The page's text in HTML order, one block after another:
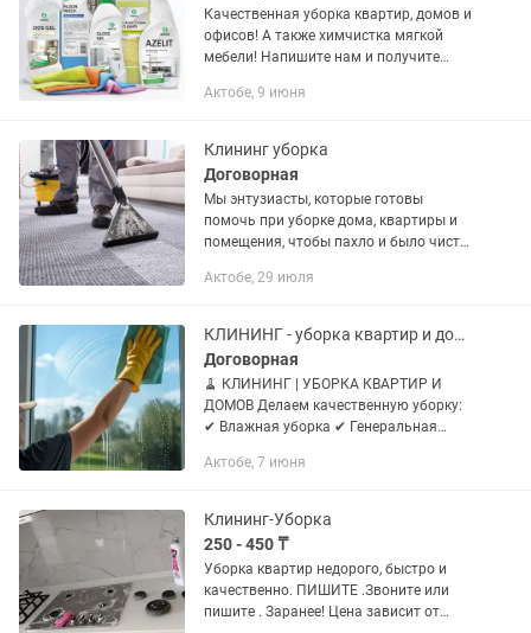
Качественная уборка квартир, домов и
офисов! А также химчистка мягкой
мебели! Напишите нам и получите
Актобе, 9 июня
Клининг уборка
Договорная
Мы энтузиасты, которые готовы
помочь при уборке дома, квартиры и
помещения, чтобы пахло и было чисто.
тәрбиесін көргенбіз. Влажная или ген
Актобе, 29 июля
КЛИНИНГ - уборка квартир и домов
Договорная
🧹 КЛИНИНГ | УБОРКА КВАРТИР И
ДОМОВ Делаем качественную уборку:
✔ Влажная уборка ✔ Генеральная
Работаем аккуратно и быстро. Чисто,
личные...
Актобе, 7 июня
Клининг-Уборка
250 - 450 ₸
Уборка квартир недорого, быстро и
качественно. ПИШИТЕ .Звоните или
пишите . Заранее! Цена зависит от